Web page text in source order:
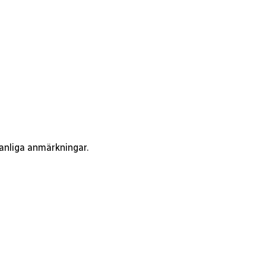
anmärkningar.